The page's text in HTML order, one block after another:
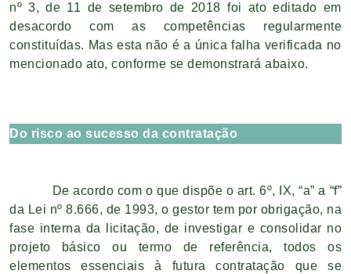
nº 3, de 11 de setembro de 2018 foi ato editado em
desacordo com as competências regularmente
constituídas. Mas esta não é a única falha verificada no
mencionado ato, conforme se demonstrará abaixo.
Do risco ao sucesso da contratação
De acordo com o que dispõe o art. 6º, IX, “a” a “f”
da Lei nº 8.666, de 1993, o gestor tem por obrigação, na
fase interna da licitação, de investigar e consolidar no
projeto básico ou termo de referência, todos os
elementos essenciais à futura contratação que se